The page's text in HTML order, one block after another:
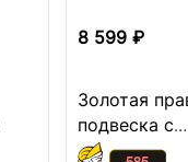
8 599 ₽
Золотая
подвеска с
бриллиантом